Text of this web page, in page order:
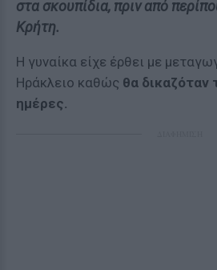
στα σκουπίδια, πριν από
Κρήτη.
Η γυναίκα είχε έρθει με
Ηράκλειο καθώς θα δικαζόταν
ημέρες.